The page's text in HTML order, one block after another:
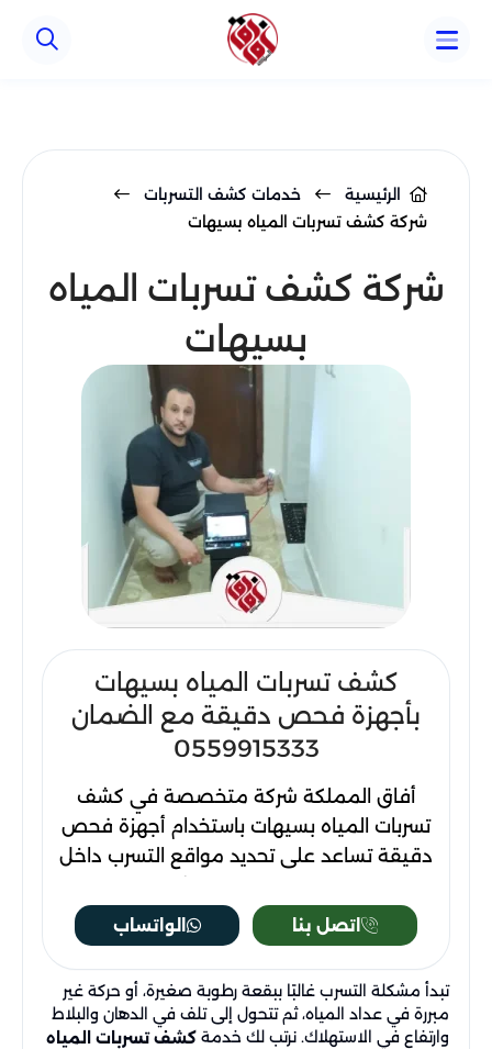
الرئيسية
خدمات كشف التسربات
شركة كشف تسربات المياه بسيهات
شركة كشف تسربات المياه
بسيهات
كشف تسربات المياه بسيهات
بأجهزة فحص دقيقة مع الضمان
0559915333
أفاق المملكة شركة متخصصة في كشف
تسربات المياه بسيهات باستخدام أجهزة فحص
دقيقة تساعد على تحديد مواقع التسرب داخل
والخزانات والأسطح. تشمل طرق الفحص
استخدام الكاميرات الحرارية، وأجهزة الكشف
الصوتي، وأجهزة قياس الرطوبة، واختبار ضغط
المواسير، ويُختار الجهاز المناسب بحسب نوع
التسرب ومكانه. تبدأ الخدمة بمعاينة الموقع
اتصل بنا الواتساب
تبدأ مشكلة التسرب غالبًا ببقعة رطوبة صغيرة، أو حركة غير
مبررة في عداد المياه، ثم تتحول إلى تلف في الدهان والبلاط
وارتفاع في الاستهلاك. نرتب لك خدمة كشف تسربات المياه